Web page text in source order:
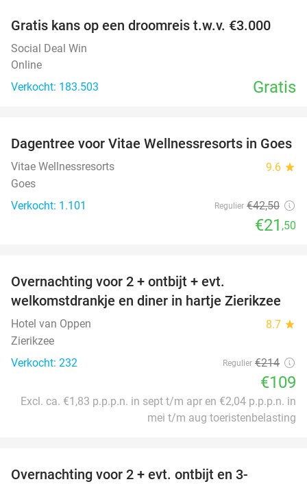
Gratis kans op een droomreis t.w.v. €3.000
Social Deal Win
Online
Verkocht: 183.503
Gratis
49%
Dagentree voor Vitae Wellnessresorts in Goes
Vitae Wellnessresorts 9.6 star
Goes
Verkocht: 1.101
Regulier €42,50
€21 ,50
Overnachting voor 2 + ontbijt + evt.
welkomstdrankje en diner in hartje Zierikzee
Hotel van Oppen 8.7 star
Zierikzee
Verkocht: 232
Regulier €214
€109
Excl. ca. €1,83 p.p.p.n. in sept t/m apr en €2,04 p.p.p.n. in
mei t/m aug toeristenbelasting
Overnachting voor 2 + evt. ontbijt en 3-